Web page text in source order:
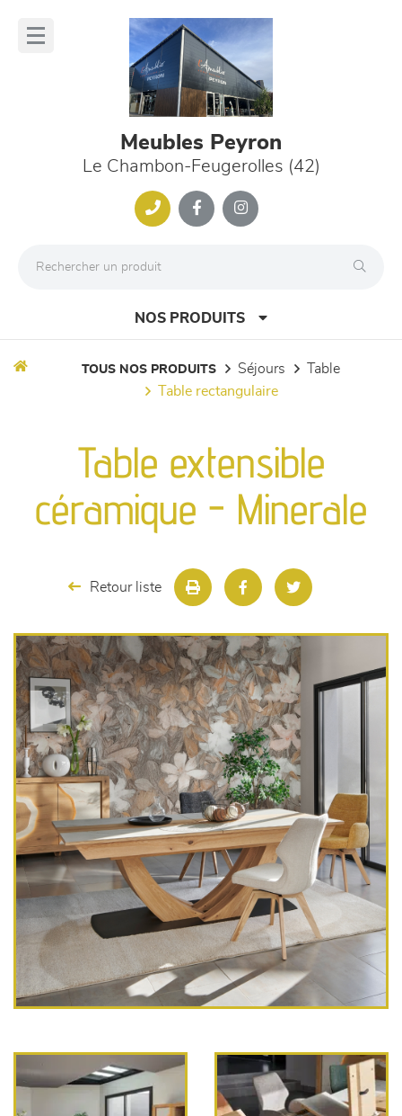
Meubles Peyron
Le Chambon-Feugerolles (42)
NOS PRODUITS
meubles de complément
décoration
TOUS NOS PRODUITS séjours
table
table rectangulaire
Table extensible
céramique - Minerale
Retour liste